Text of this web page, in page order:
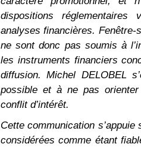
dispositions réglementaires
analyses financières.
ne sont donc pas soumis à
les instruments financiers
diffusion. Michel DELOBEL
possible et à ne pas
conflit d’intérêt.
Cette communication
considérées comme étant